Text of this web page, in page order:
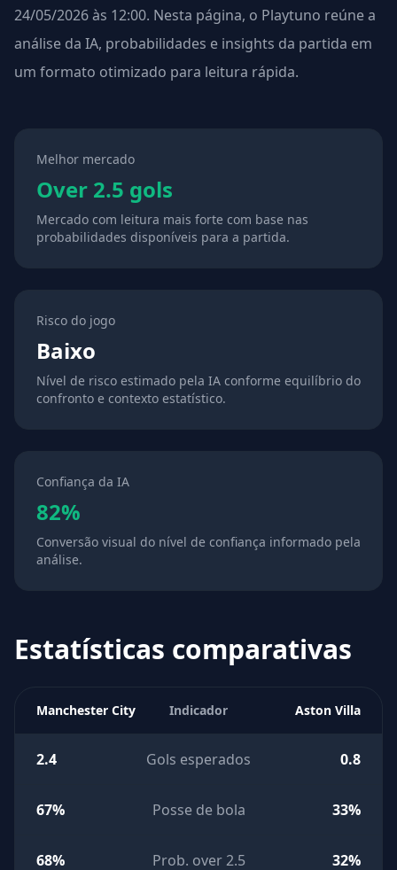
24/05/2026 às 12:00. Nesta página, o Playtuno reúne a
análise da IA, probabilidades e insights da partida em
um formato otimizado para leitura rápida.
Melhor mercado
Over 2.5 gols
Mercado com leitura mais forte com base nas
probabilidades disponíveis para a partida.
Risco do jogo
Baixo
Nível de risco estimado pela IA conforme equilíbrio do
confronto e contexto estatístico.
Confiança da IA
82%
Conversão visual do nível de confiança informado pela
análise.
Estatísticas comparativas
Manchester City Indicador Aston Villa
2.4 Gols esperados 0.8
67% Posse de bola 33%
68% Prob. over 2.5 32%